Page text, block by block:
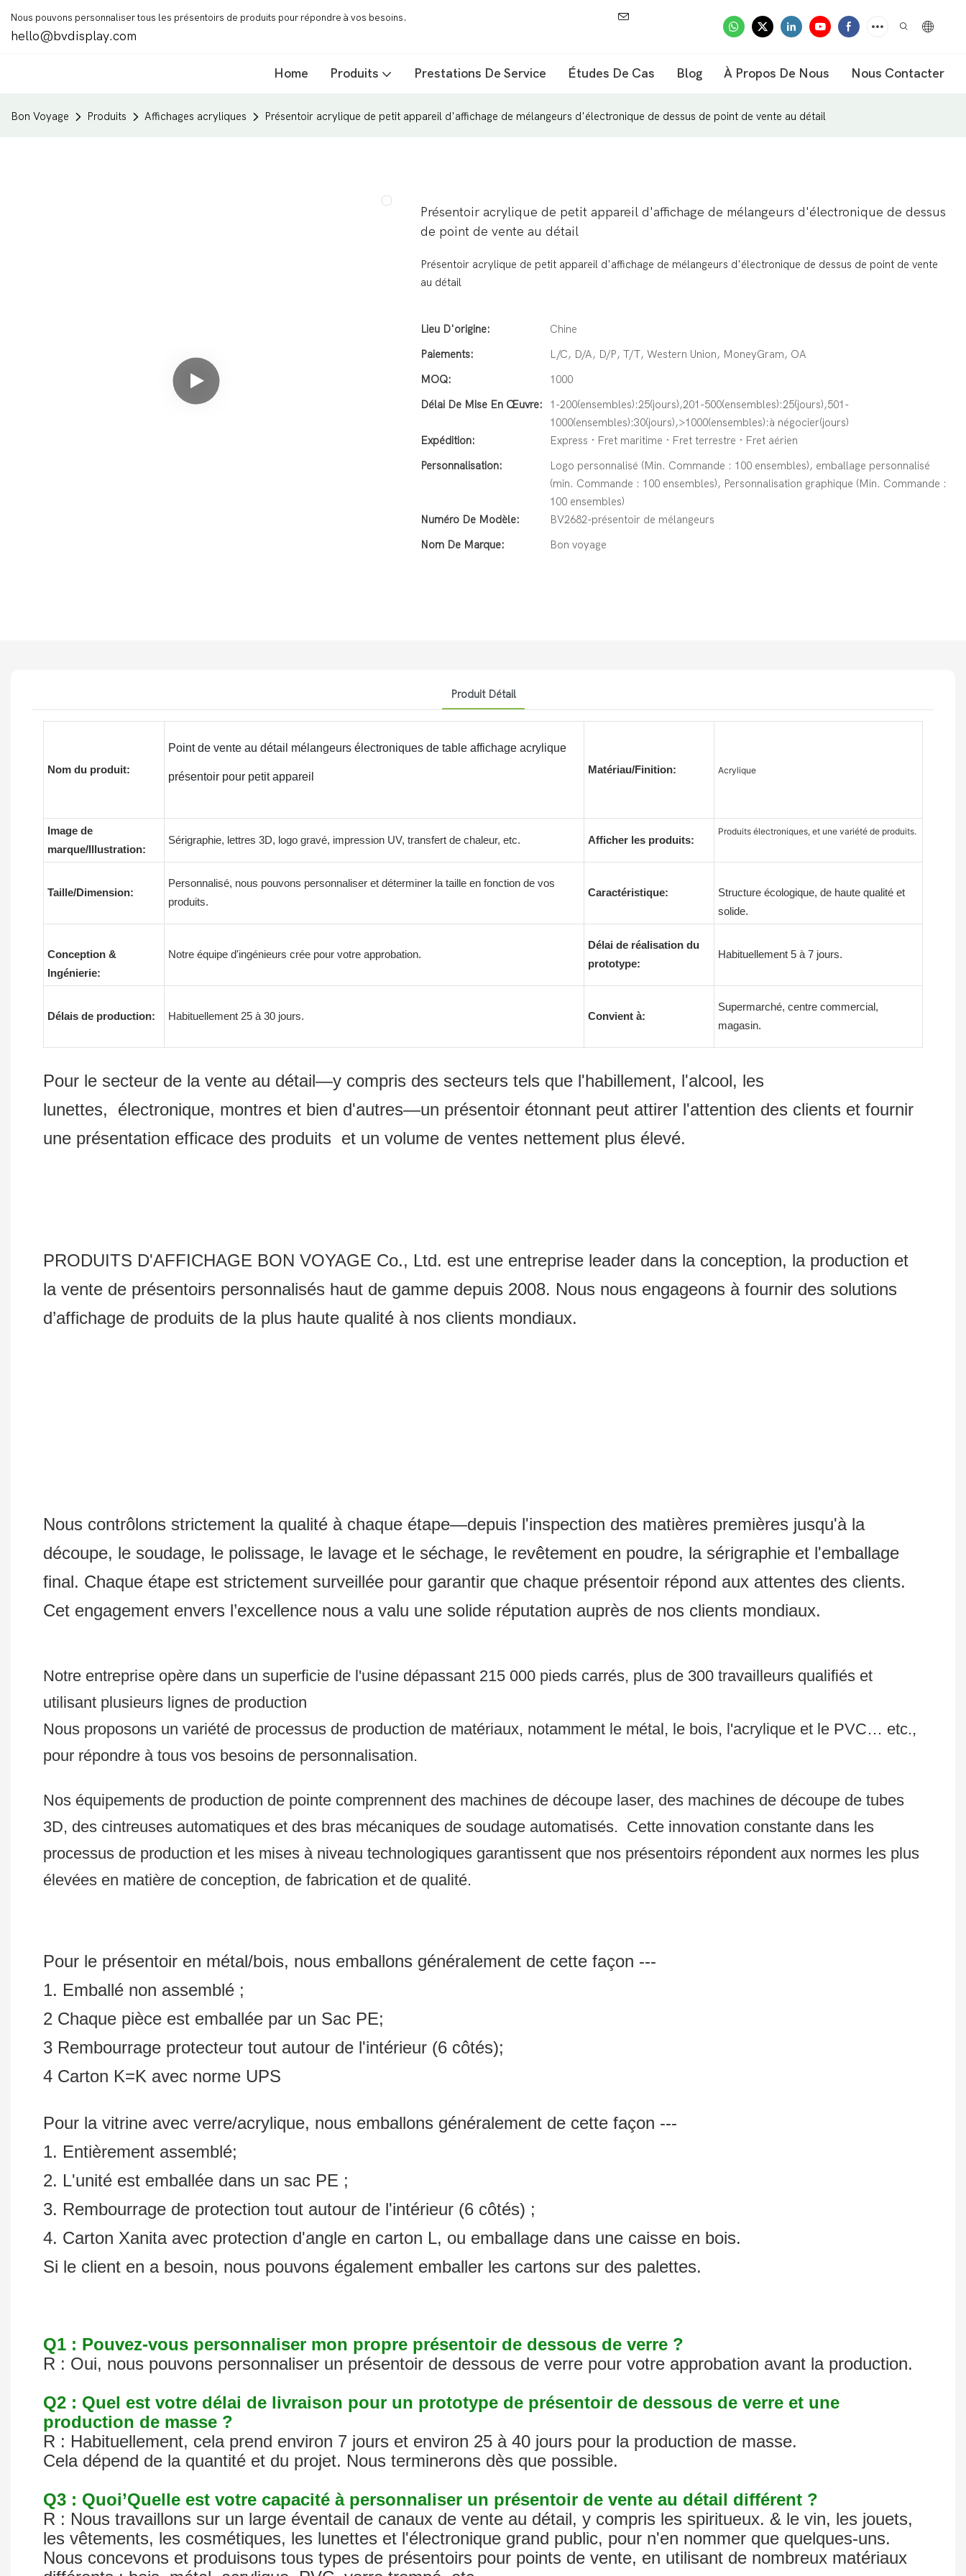
Nous pouvons personnaliser tous les présentoirs de produits pour répondre à vos besoins.
hello@bvdisplay.com
Home Produits Prestations De Service Études De Cas Blog À Propos De Nous Nous Contacter
Bon Voyage Produits Affichages acryliques Présentoir acrylique de petit appareil d'affichage de mélangeurs d'électronique de dessus de point de vente au détail
Présentoir acrylique de petit appareil d'affichage de mélangeurs d'électronique de dessus
de point de vente au détail
Présentoir acrylique de petit appareil d'affichage de mélangeurs d'électronique de dessus de point de vente
au détail
Lieu D'origine:
Chine
Paiements:
L/C, D/A, D/P, T/T, Western Union, MoneyGram, OA
MOQ:
1000
Délai De Mise En Œuvre:
1-200(ensembles):25(jours),201-500(ensembles):25(jours),501-
1000(ensembles):30(jours),>1000(ensembles):à négocier(jours)
Expédition:
Express · Fret maritime · Fret terrestre · Fret aérien
Personnalisation:
Logo personnalisé (Min. Commande : 100 ensembles), emballage personnalisé
(min. Commande : 100 ensembles), Personnalisation graphique (Min. Commande :
100 ensembles)
Numéro De Modèle:
BV2682-présentoir de mélangeurs
Nom De Marque:
Bon voyage
Produit Détail
Nom du produit:
Point de vente au détail mélangeurs électroniques de table affichage acrylique
présentoir pour petit appareil
Matériau/Finition: Acrylique
Image de
marque/Illustration:
Sérigraphie, lettres 3D, logo gravé, impression UV, transfert de chaleur, etc. Afficher les produits:
Produits électroniques, et une variété de produits.
Taille/Dimension:
Personnalisé, nous pouvons personnaliser et déterminer la taille en fonction de vos
produits.
Caractéristique:
Structure écologique, de haute qualité et
solide.
Conception &
Ingénierie:
Notre équipe d'ingénieurs crée pour votre approbation.
Délai de réalisation du
prototype:
Habituellement 5 à 7 jours.
Délais de production: Habituellement 25 à 30 jours. Convient à:
Supermarché, centre commercial,
magasin.
Pour le secteur de la vente au détail—y compris des secteurs tels que l'habillement, l'alcool, les
lunettes, électronique, montres et bien d'autres—un présentoir étonnant peut attirer l'attention des clients et fournir
une présentation efficace des produits et un volume de ventes nettement plus élevé.
PRODUITS D'AFFICHAGE BON VOYAGE Co., Ltd. est une entreprise leader dans la conception, la production et
la vente de présentoirs personnalisés haut de gamme depuis 2008. Nous nous engageons à fournir des solutions
d’affichage de produits de la plus haute qualité à nos clients mondiaux.
Nous contrôlons strictement la qualité à chaque étape—depuis l'inspection des matières premières jusqu'à la
découpe, le soudage, le polissage, le lavage et le séchage, le revêtement en poudre, la sérigraphie et l'emballage
final. Chaque étape est strictement surveillée pour garantir que chaque présentoir répond aux attentes des clients.
Cet engagement envers l’excellence nous a valu une solide réputation auprès de nos clients mondiaux.
Notre entreprise opère dans un superficie de l'usine dépassant 215 000 pieds carrés, plus de 300 travailleurs qualifiés et
utilisant plusieurs lignes de production
Nous proposons un variété de processus de production de matériaux, notamment le métal, le bois, l'acrylique et le PVC… etc.,
pour répondre à tous vos besoins de personnalisation.
Nos équipements de production de pointe comprennent des machines de découpe laser, des machines de découpe de tubes
3D, des cintreuses automatiques et des bras mécaniques de soudage automatisés. Cette innovation constante dans les
processus de production et les mises à niveau technologiques garantissent que nos présentoirs répondent aux normes les plus
élevées en matière de conception, de fabrication et de qualité.
Pour le présentoir en métal/bois, nous emballons généralement de cette façon ---
1. Emballé non assemblé ;
2 Chaque pièce est emballée par un Sac PE;
3 Rembourrage protecteur tout autour de l'intérieur (6 côtés);
4 Carton K=K avec norme UPS
Pour la vitrine avec verre/acrylique, nous emballons généralement de cette façon ---
1. Entièrement assemblé;
2. L'unité est emballée dans un sac PE ;
3. Rembourrage de protection tout autour de l'intérieur (6 côtés) ;
4. Carton Xanita avec protection d'angle en carton L, ou emballage dans une caisse en bois.
Si le client en a besoin, nous pouvons également emballer les cartons sur des palettes.
Q1 : Pouvez-vous personnaliser mon propre présentoir de dessous de verre ?
R : Oui, nous pouvons personnaliser un présentoir de dessous de verre pour votre approbation avant la production.
Q2 : Quel est votre délai de livraison pour un prototype de présentoir de dessous de verre et une
production de masse ?
R : Habituellement, cela prend environ 7 jours et environ 25 à 40 jours pour la production de masse.
Cela dépend de la quantité et du projet. Nous terminerons dès que possible.
Q3 : Quoi’Quelle est votre capacité à personnaliser un présentoir de vente au détail différent ?
R : Nous travaillons sur un large éventail de canaux de vente au détail, y compris les spiritueux. & le vin, les jouets,
les vêtements, les cosmétiques, les lunettes et l'électronique grand public, pour n'en nommer que quelques-uns.
Nous concevons et produisons tous types de présentoirs pour points de vente, en utilisant de nombreux matériaux